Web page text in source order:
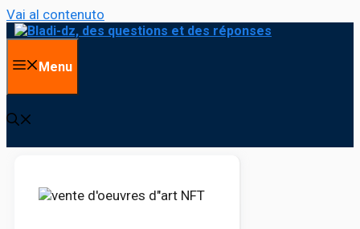
Vai al contenuto
Menu